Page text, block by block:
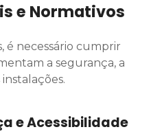
e Normativos
é necessário cumprir
a segurança, a
e Acessibilidade